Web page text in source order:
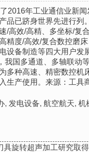
2016年工业通信业新
品已跻身世界先进行列。
效/高精、多坐标/复合
精度/高效/复合数控磨
设备制造等四大用户发
国多通道、多轴联动等
多种高速、精密数控
生产使用。来源：工具
, 发电设备, 航空航天, 机
具旋转超声加工研究取